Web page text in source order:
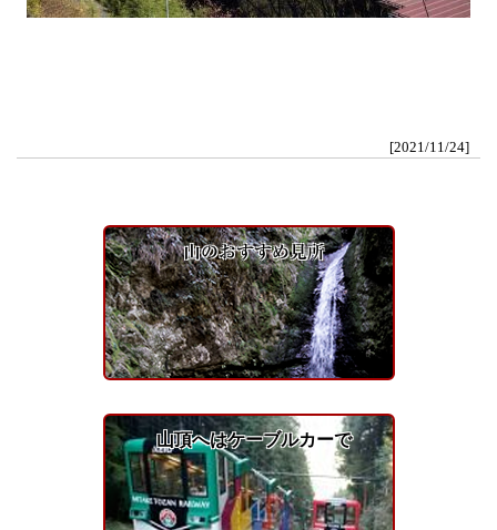
[2021/11/24]
山のおすすめ見所
山頂へはケーブルカーで